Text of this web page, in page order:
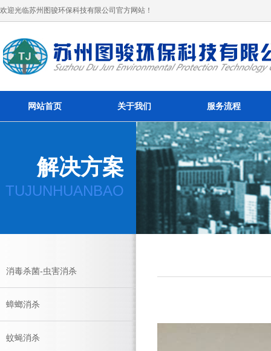
欢迎光临苏州图骏环保科技有限公司官方网站！
网站首页 关于我们 服务流程
解决方案
TUJUNHUANBAO
消毒杀菌-虫害消杀
蟑螂消杀
蚊蝇消杀